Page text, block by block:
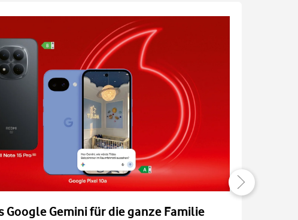
Google Gemini für die ganze Familie